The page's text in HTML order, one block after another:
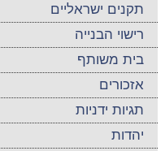
תקנים ישראליים
רישוי הבנייה
בית משותף
אזכורים
תגיות ידניות
יהדות